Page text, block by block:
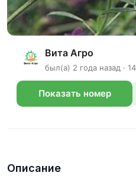
Вита Агро
был(а) 2 года назад ·
Показать номер
Описание